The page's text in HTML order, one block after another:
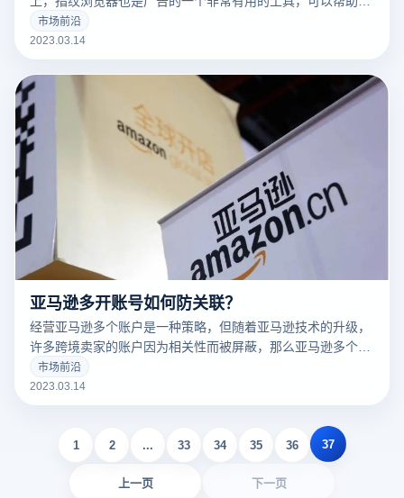
告营销人员解决许多问题。
市场前沿
2023.03.14
亚马逊多开账号如何防关联？
经营亚马逊多个账户是一种策略，但随着亚马逊技术的升级，
许多跨境卖家的账户因为相关性而被屏蔽，那么亚马逊多个账
户和多个商店的卖家如何防止相关性呢？有什么好的防关联方
法？
市场前沿
2023.03.14
上一页
1 2 ... 33 34 35 36 37
下一页